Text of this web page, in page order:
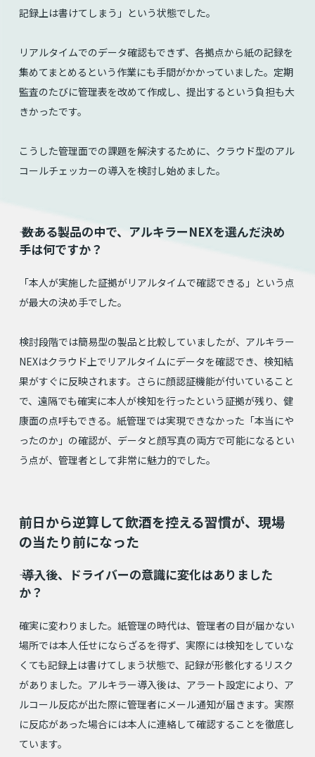
記録上は書けてしまう」という状態でした。
リアルタイムでのデータ確認もできず、各拠点から紙の記録を
集めてまとめるという作業にも手間がかかっていました。定期
監査のたびに管理表を改めて作成し、提出するという負担も大
きかったです。
こうした管理面での課題を解決するために、クラウド型のアル
コールチェッカーの導入を検討し始めました。
⸺ 数ある製品の中で、アルキラーNEXを選んだ決め
手は何ですか？
「本人が実施した証拠がリアルタイムで確認できる」という点
が最大の決め手でした。
検討段階では簡易型の製品と比較していましたが、アルキラー
NEXはクラウド上でリアルタイムにデータを確認でき、検知結
果がすぐに反映されます。さらに顔認証機能が付いていること
で、遠隔でも確実に本人が検知を行ったという証拠が残り、健
康面の点呼もできる。紙管理では実現できなかった「本当にや
ったのか」の確認が、データと顔写真の両方で可能になるとい
う点が、管理者として非常に魅力的でした。
前日から逆算して飲酒を控える習慣が、現場
の当たり前になった
⸺ 導入後、ドライバーの意識に変化はありました
か？
確実に変わりました。紙管理の時代は、管理者の目が届かない
場所では本人任せにならざるを得ず、実際には検知をしていな
くても記録上は書けてしまう状態で、記録が形骸化するリスク
がありました。アルキラー導入後は、アラート設定により、ア
ルコール反応が出た際に管理者にメール通知が届きます。実際
に反応があった場合には本人に連絡して確認することを徹底し
ています。